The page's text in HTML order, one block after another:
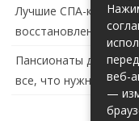
Лучшие СПА-
восстановление за
Пансионаты для
все, что нужно знать
веб-
—